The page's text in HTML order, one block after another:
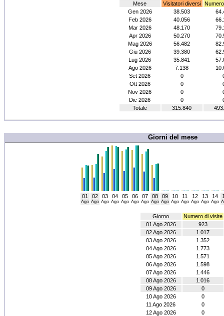
Mese Visitatori diversi
Gen 2026
38.503
Feb 2026
40.056
Mar 2026
48.170
Apr 2026
50.270
Mag 2026
56.482
Giu 2026
39.380
Lug 2026
35.841
Ago 2026
7.138
Set 2026
0
Ott 2026
0
Nov 2026
0
Dic 2026
0
Totale
315.840
Giorni del mese
01
Ago
02
Ago
03
Ago
04
Ago
05
Ago
06
Ago
07
Ago
08
Ago
09
Ago
10
Ago
11
Ago
12
Ago
13
Ago
14
Ago
Giorno
Numero di visite
01 Ago 2026
923
02 Ago 2026
1.017
03 Ago 2026
1.352
04 Ago 2026
1.773
05 Ago 2026
1.571
06 Ago 2026
1.598
07 Ago 2026
1.446
08 Ago 2026
1.016
09 Ago 2026
0
10 Ago 2026
0
11 Ago 2026
0
12 Ago 2026
0